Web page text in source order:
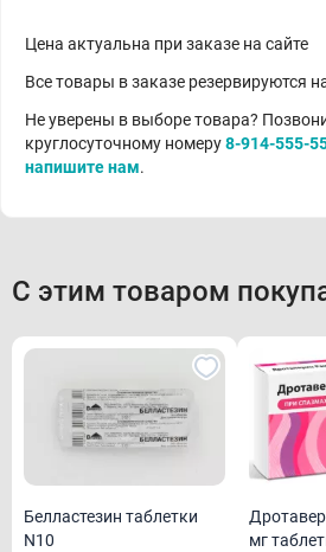
Цена актуальна при заказе на сайте
Все товары в заказе резервируются
Не уверены в выборе товара?
круглосуточному номеру8-914-555-
напишите нам.
С этим товаром
Белластезин таблетки
N10
мг